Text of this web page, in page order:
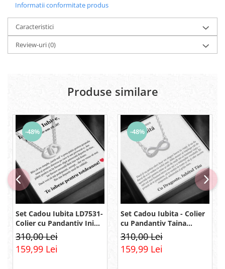
Informatii conformitate produs
Caracteristici
Review-uri(0)
Produse similare
-48%
Set Cadou Iubita LD7531-
Colier cu Pandantiv Inimi
Pereche din Argint 925
placat cu rodiu, Cutie
Elegantă și Felicitare
310,00 Lei
159,99 Lei
-48%
Set Cadou Iubita - Colier
cu Pandantiv Taina
Infinitului din Argint 925
placat cu rodiu, Cutie
Elegantă și Mesaj
310,00 Lei
159,99 Lei